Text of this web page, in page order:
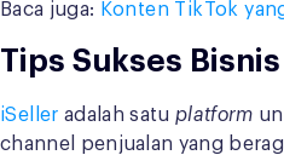
Baca juga: Konten TikTok
Tips Sukses Bisnis
iSeller adalah satu platform
channel penjualan yang